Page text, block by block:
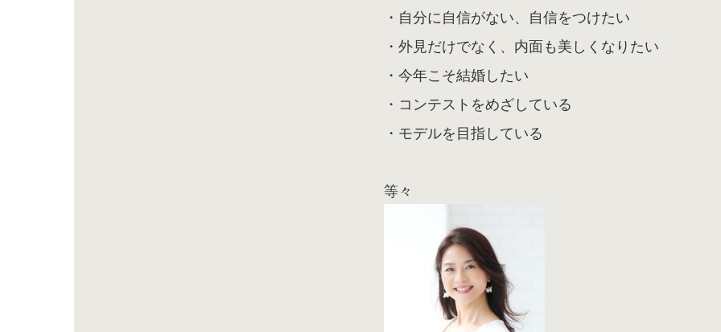
・自分に自信がない、自信をつけたい
・外見だけでなく、内面も美しくなりたい
・今年こそ結婚したい
・コンテストをめざしている
・モデルを目指している
等々